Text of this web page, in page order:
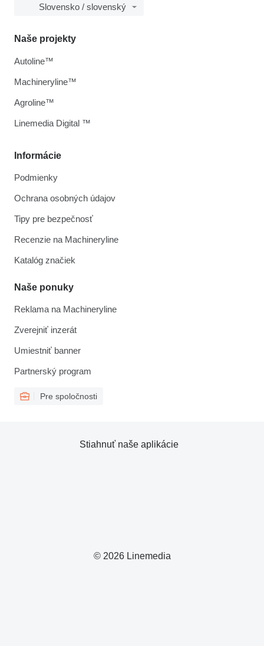
Slovensko / slovenský
Informácie
Podmienky
Ochrana osobných údajov
Tipy pre bezpečnosť
Recenzie na Machineryline
Katalóg značiek
Naše ponuky
Reklama na Machineryline
Zverejniť inzerát
Umiestniť banner
Partnerský program
Pre spoločnosti
Naše projekty
Autoline™
Machineryline™
Agroline™
Linemedia Digital ™
© 2026 Linemedia
Stiahnuť naše aplikácie